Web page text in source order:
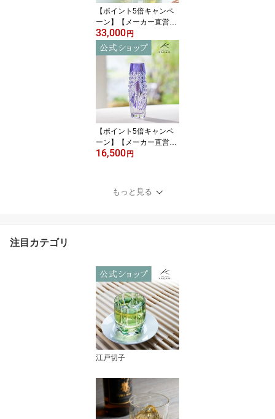
【ポイント5倍キャンペ
ーン】【メーカー直営
店】江戸切子 カガミクリ
スタルKAGAMI #2511＜
竹の膳＞創作切子 ペアス
リムグラス ビールグラス
緑ギフト 結婚祝 内祝 誕
生祝 贈答品 記念品 還暦
祝 古希祝敬老の日 父の
日 母の日 退職記念品
33,000円
【ポイント5倍キャンペ
ーン】【メーカー直営
店】江戸切子 カガミクリ
し インテリア 紫結婚祝
内祝 ギフト 送別品 贈答
16,500円
もっと見る
注目カテゴリ
江戸切子